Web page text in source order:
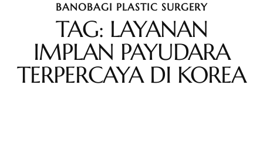
BANOBAGI PLASTIC SURGERY
TAG: LAYANAN
IMPLAN PAYUDARA
TERPERCAYA DI KOREA